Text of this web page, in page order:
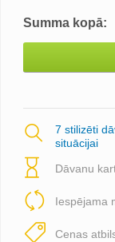
Summa kopā:
7 stilizēti
situācijai
Dāvanu
Iespējama
Cenas